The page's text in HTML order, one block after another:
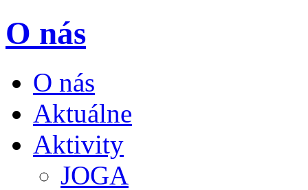
O nás
O nás
Aktuálne
Aktivity
JOGA